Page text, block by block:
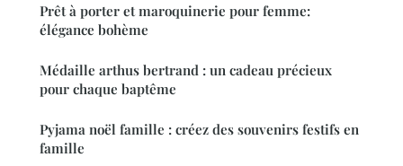
Prêt à porter et maroquinerie pour femme:
élégance bohème
Médaille arthus bertrand : un cadeau précieux
pour chaque baptême
Pyjama noël famille : créez des souvenirs festifs en
famille